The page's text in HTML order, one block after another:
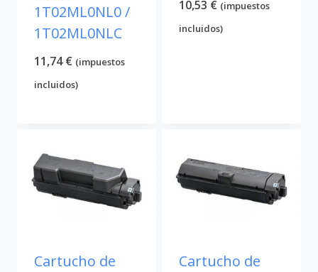
1T02ML0NL0 /
1T02ML0NLC
11,74€ (impuestos
incluidos)
10,53 € (impuestos
incluidos)
Cartucho de
Cartucho de